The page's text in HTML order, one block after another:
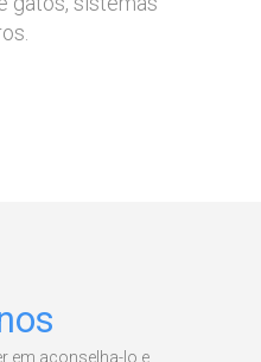
em aconselha-lo e